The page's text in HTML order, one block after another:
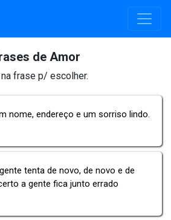
de Amor
frase p/ escolher.
nome, endereço e um sorriso lindo.
tenta de novo, de novo e de
a gente fica junto errado